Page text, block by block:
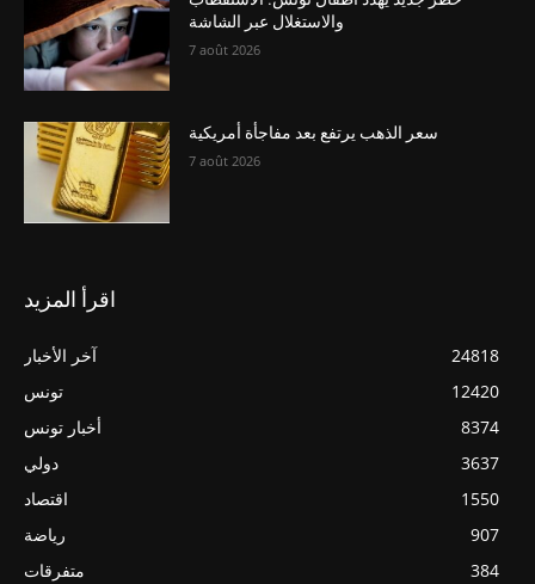
والاستغلال عبر الشاشة
7 août 2026
سعر الذهب يرتفع بعد مفاجأة أمريكية
7 août 2026
اقرأ المزيد
آخر الأخبار
24818
تونس
12420
أخبار تونس
8374
دولي
3637
اقتصاد
1550
رياضة
907
متفرقات
384